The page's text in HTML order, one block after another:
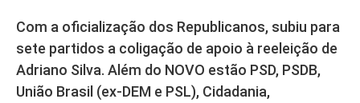
Com a oficialização dos Republicanos, subiu para
sete partidos a coligação de apoio à reeleição de
Adriano Silva. Além do NOVO estão PSD, PSDB,
União Brasil (ex-DEM e PSL), Cidadania,